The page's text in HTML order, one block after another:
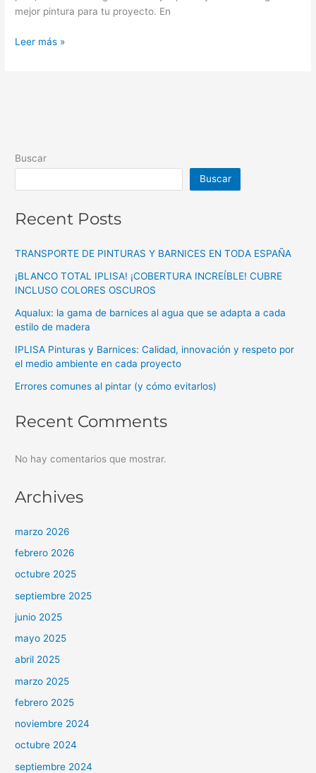
mejor pintura para tu proyecto. En
Leer más »
Buscar
Buscar
Recent Posts
TRANSPORTE DE PINTURAS Y BARNICES EN TODA ESPAÑA
¡BLANCO TOTAL IPLISA! ¡COBERTURA INCREÍBLE! CUBRE
INCLUSO COLORES OSCUROS
Aqualux: la gama de barnices al agua que se adapta a cada
estilo de madera
IPLISA Pinturas y Barnices: Calidad, innovación y respeto por
el medio ambiente en cada proyecto
Errores comunes al pintar (y cómo evitarlos)
Recent Comments
No hay comentarios que mostrar.
Archives
marzo 2026
febrero 2026
octubre 2025
septiembre 2025
junio 2025
mayo 2025
abril 2025
marzo 2025
febrero 2025
noviembre 2024
octubre 2024
septiembre 2024